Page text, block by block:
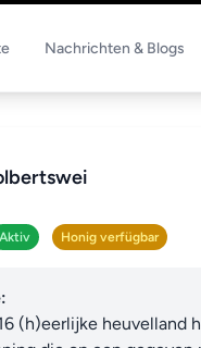
Nachrichten & Blogs
Aktiv Honig verfügbar
(h)eerlijke heuvelland